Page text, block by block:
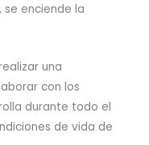
enciende la
una
con los
durante todo el
de vida de